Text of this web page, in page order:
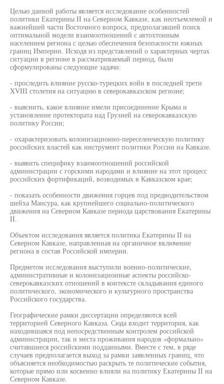
Целью данной работы является исследование особенностей
политики Екатерины II на Северном Кавказе, как неотъемлемой и
важнейшей части Восточного вопроса, предполагавшей поиск
оптимальной модели взаимоотношений с автохтонным
населением региона с целью обеспечения безопасности южных
границ Империи. Исходя из представлений о характерных чертах
ситуации в регионе в рассматриваемый период, были
сформулированы следующие задачи:
- проследить влияние русско-турецких войн в последней трети
XVIII столетия на ситуацию в северокавказском регионе;
- выяснить, какое влияние имели присоединение Крыма и
установление протектората над Грузией на северокавказскую
политику России;
- охарактеризовать колонизационно-переселенческую политику
российских властей как инструмент политики России на Кавказе.
- выявить специфику взаимоотношений российской
администрации с горскими народами и влияние на этот процесс
российских фортификаций, возводимых в Кавказском крае;
- показать особенности движения горцев под предводительством
шейха Мансура, как крупнейшего социально-политического
движения на Северном Кавказе периода царствования Екатерины
II.
Объектом исследования является политика Екатерины II на
Северном Кавказе, направленная на органичное включение
региона в состав Российской империи.
Предметом исследования выступили военно-политические,
административные и колонизационные аспекты российско-
северокавказских отношений в контексте складывания единого
политического, экономического и культурного пространства
Российского государства.
Географические рамки диссертации определяются всей
территорией Северного Кавказа. Сюда входит территория, как
находившаяся под непосредственным контролем российской
администрации, так и места проживания народов «формально»
считавшиеся российскими подданными. Вместе с тем, в ряде
случаев предполагается выход за рамки заявленных границ, что
объясняется необходимостью раскрыть те политические события,
которые прямо или косвенно влияли на политику Екатерины II на
Северном Кавказе.